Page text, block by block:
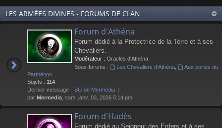
LES ARMÉES DIVINES - FORUMS DE CLAN
Forum d'Athéna
Forum dédié à la Protectrice de la Terre et à ses
Chevaliers.
Modérateur : Oracles d'Athéna
Sous-forums :
Les Chevaliers d'Athéna,
Aux portes du
Parthénon
Sujets : 114
Dernier message : BG de Mermedia
par Mermedia , sam. janv. 03, 2026 5:14 pm
Forum d'Hadès
Forum dédié au Seigneur des Enfers et à ses